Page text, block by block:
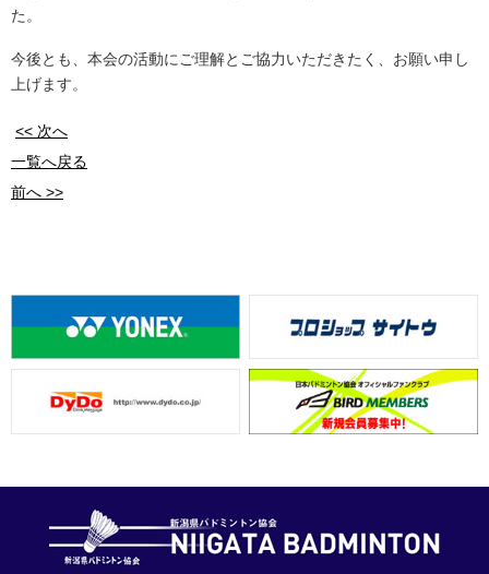
た。
今後とも、本会の活動にご理解とご協力いただきたく、お願い申し
上げます。
<< 次へ
一覧へ戻る
前へ >>